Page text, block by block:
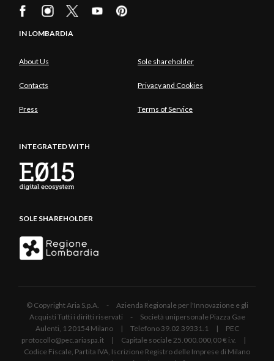
IN LOMBARDIA
About Us Sole shareholder
Contacts Privacy and Cookies
Press Terms of Service
INTEGRATED WITH
SOLE SHAREHOLDER
© Copyright Aria S.p.A. - Azienda Regionale per l'Innovazione e gli
Acquisti Tutti i diritti riservati - Società unipersonale Piazza Gae
Aulenti, 1 20154 Milano | Telefono 39.02 39331.1 | PEC
protocollo@pec.ariaspa.it | Capitale sociale 25.000.000,00 € i.v. |
Codice Fiscale, Partita IVA, Iscrizione Registro delle Imprese di Milano